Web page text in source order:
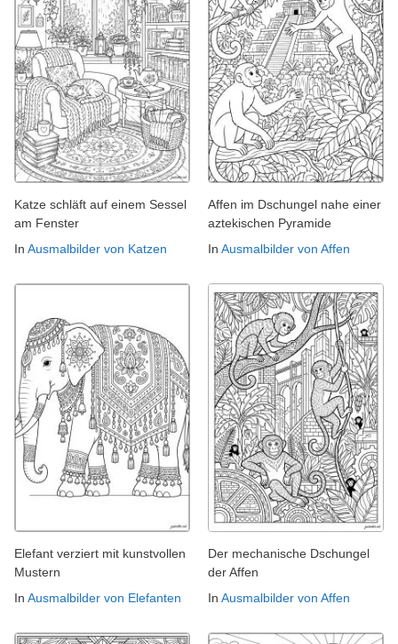
Katze schläft auf einem Sessel
am Fenster
In Ausmalbilder von Katzen
Affen im Dschungel nahe einer
aztekischen Pyramide
In Ausmalbilder von Affen
Elefant verziert mit kunstvollen
Mustern
In Ausmalbilder von Elefanten
Der mechanische Dschungel
der Affen
In Ausmalbilder von Affen